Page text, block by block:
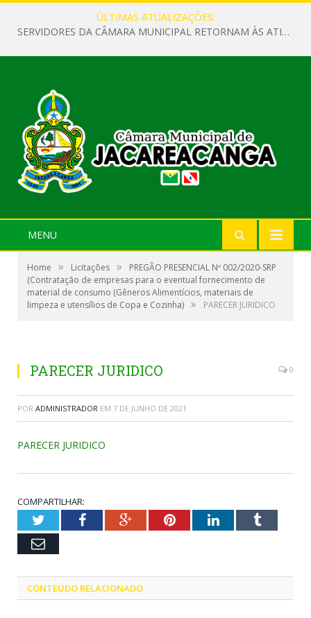
ÚLTIMAS ATUALIZAÇÕES:
SERVIDORES DA CÂMARA MUNICIPAL RETORNAM ÀS ATIVIDADES APÓS O RECESSO PARLAMENTAR
MENU
Home » Licitações »
PREGÃO PRESENCIAL Nº 002/2020-SRP
(Contratação de empresas para o eventual fornecimento de
material de consumo (Gêneros Alimentícios, materiais de
limpeza e utensílios de Copa e Cozinha) » PARECER JURIDICO
PARECER JURIDICO 0
POR ADMINISTRADOR EM 7 DE JUNHO DE 2021
PARECER JURIDICO
COMPARTILHAR:
TwitterFacebookGoogle+PinterestLinkedInTumblr
Email
CONTEÚDO RELACIONADO